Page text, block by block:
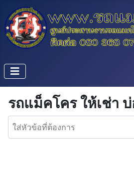
รถแม็คโคร ให้เช่า
ใส่หัวข้อที่ต้องการ